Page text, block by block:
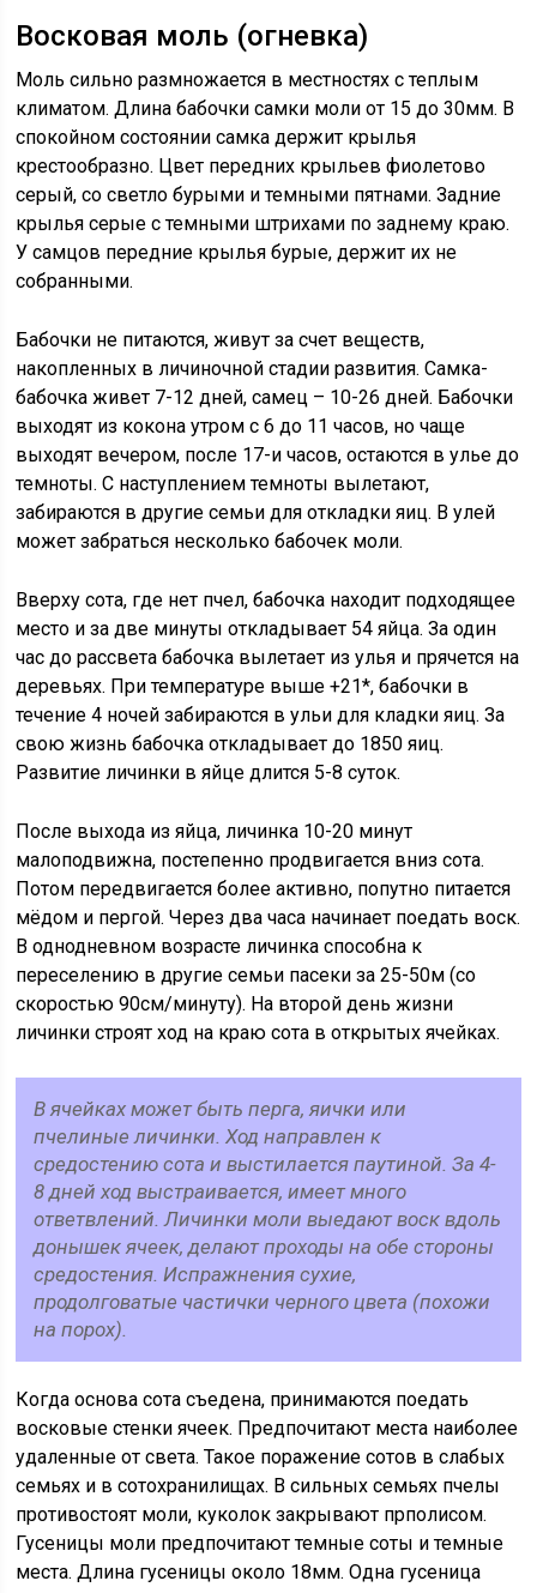
Восковая моль (огневка)
Моль сильно размножается в местностях с теплым
климатом. Длина бабочки самки моли от 15 до 30мм. В
спокойном состоянии самка держит крылья
крестообразно. Цвет передних крыльев фиолетово
серый, со светло бурыми и темными пятнами. Задние
крылья серые с темными штрихами по заднему краю.
У самцов передние крылья бурые, держит их не
собранными.
Бабочки не питаются, живут за счет веществ,
накопленных в личиночной стадии развития. Самка-
бабочка живет 7-12 дней, самец – 10-26 дней. Бабочки
выходят из кокона утром с 6 до 11 часов, но чаще
выходят вечером, после 17-и часов, остаются в улье до
темноты. С наступлением темноты вылетают,
забираются в другие семьи для откладки яиц. В улей
может забраться несколько бабочек моли.
Вверху сота, где нет пчел, бабочка находит подходящее
место и за две минуты откладывает 54 яйца. За один
час до рассвета бабочка вылетает из улья и прячется на
деревьях. При температуре выше +21*, бабочки в
течение 4 ночей забираются в ульи для кладки яиц. За
свою жизнь бабочка откладывает до 1850 яиц.
Развитие личинки в яйце длится 5-8 суток.
После выхода из яйца, личинка 10-20 минут
малоподвижна, постепенно продвигается вниз сота.
Потом передвигается более активно, попутно питается
мёдом и пергой. Через два часа начинает поедать воск.
В однодневном возрасте личинка способна к
переселению в другие семьи пасеки за 25-50м (со
скоростью 90см/минуту). На второй день жизни
личинки строят ход на краю сота в открытых ячейках.
В ячейках может быть перга, яички или
пчелиные личинки. Ход направлен к
средостению сота и выстилается паутиной. За 4-
8 дней ход выстраивается, имеет много
ответвлений. Личинки моли выедают воск вдоль
донышек ячеек, делают проходы на обе стороны
средостения. Испражнения сухие,
продолговатые частички черного цвета (похожи
на порох).
Когда основа сота съедена, принимаются поедать
восковые стенки ячеек. Предпочитают места наиболее
удаленные от света. Такое поражение сотов в слабых
семьях и в сотохранилищах. В сильных семьях пчелы
противостоят моли, куколок закрывают прполисом.
Гусеницы моли предпочитают темные соты и темные
места. Длина гусеницы около 18мм. Одна гусеница